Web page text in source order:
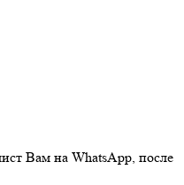
Вам на WhatsApp, после